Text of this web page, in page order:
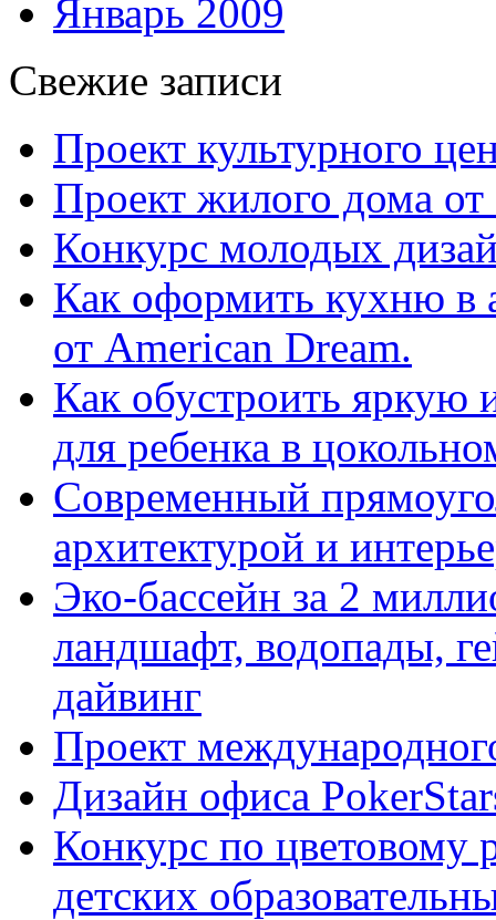
Январь 2009
Свежие записи
Проект культурного
Проект жилого дома
Конкурс молодых
Как оформить кухню в
от American Dream.
Как обустроить яркую
для ребенка в
Cовременный
архитектурой и
Эко-бассейн за 2
ландшафт, водопады,
дайвинг
Проект
Дизайн офиса
Конкурс по цветовому
детских